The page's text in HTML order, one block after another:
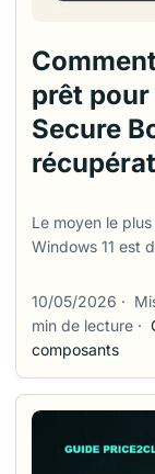
prêt pour
Secure
Le moyen le
Windows 11 est
outils intégrés :
mode BIOS et
sûr. Beaucoup
Boot non pris en
options, puis
de ce moment
10/05/2026 ·
min de lecture ·
composants